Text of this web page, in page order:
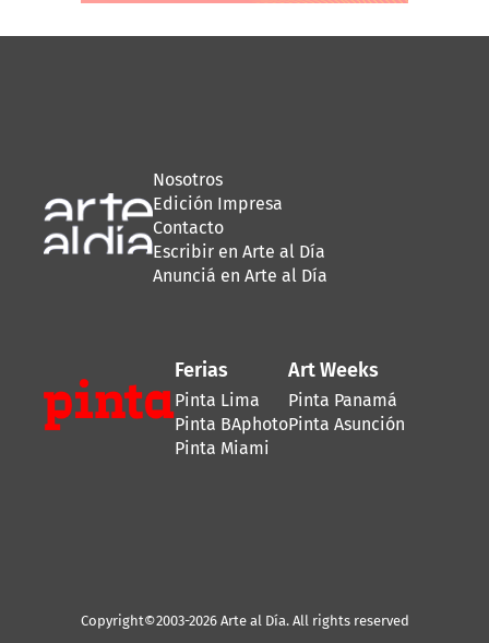
Nosotros
Edición Impresa
Contacto
Escribir en Arte al Día
Anunciá en Arte al Día
Ferias
Pinta Lima
Pinta BAphoto
Pinta Miami
Art Weeks
Pinta Panamá
Pinta Asunción
Copyright©2003-2026 Arte al Día. All rights reserved